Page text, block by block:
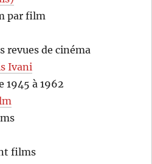
par film
revues de cinéma
Ivani
1945 à 1962
films